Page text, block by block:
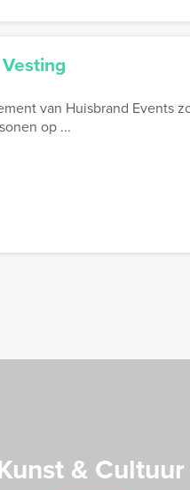
van Huisbrand Events
op ...
& Cultuur